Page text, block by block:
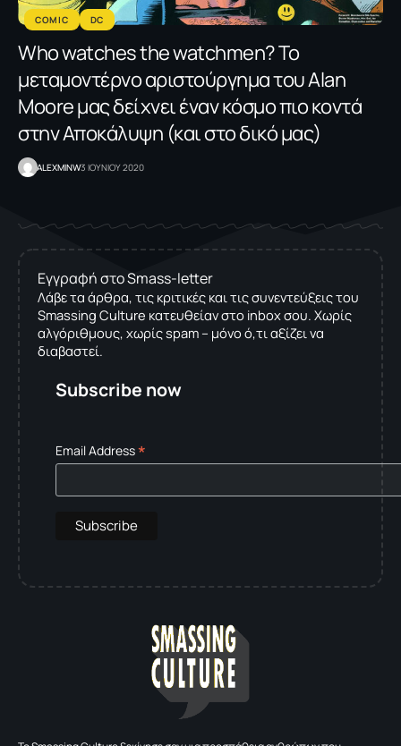
COMIC DC
Who watches the watchmen? Το
μεταμοντέρνο αριστούργημα του Alan
Moore μας δείχνει έναν κόσμο πιο κοντά
στην Αποκάλυψη (και στο δικό μας)
ALEXMINW3 ΙΟΥΝΙΟΥ 2020
Εγγραφή στο Smass-letter
Λάβε τα άρθρα, τις κριτικές και τις συνεντεύξεις του
Smassing Culture κατευθείαν στο inbox σου. Χωρίς
αλγόριθμους, χωρίς spam – μόνο ό,τι αξίζει να
διαβαστεί.
Subscribe now
Email Address*